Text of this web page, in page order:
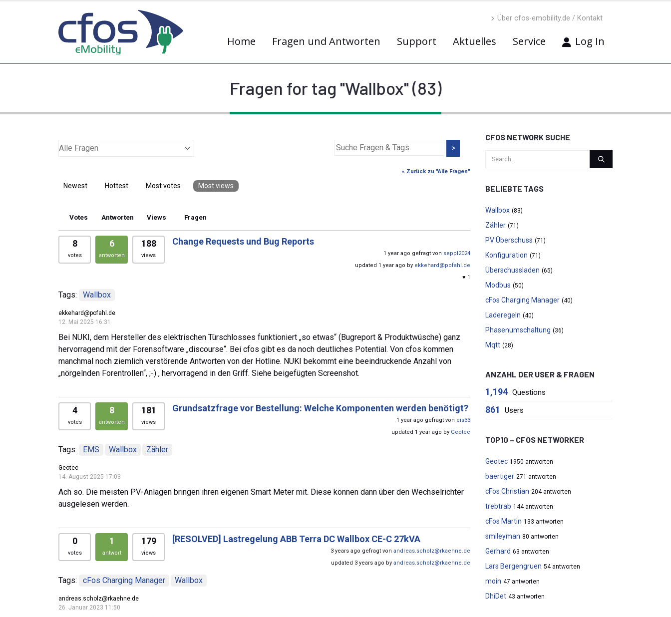
Über cfos-emobility.de / Kontakt
Home Fragen und Antworten Support Aktuelles Service Log In
Fragen for tag "Wallbox" (83)
>
« Zurück zu "Alle Fragen"
Newest Hottest Most votes Most views
Votes Antworten Views Fragen
8
votes
6
antworten
188
views
Change Requests und Bug Reports
1 year ago gefragt von seppl2024
updated 1 year ago by ekkehard@pofahl.de
♥ 1
Tags: Wallbox
ekkehard@pofahl.de
12. Mai 2025 16:31
Bei NUKI, dem Hersteller des elektrischen Türschlosses funktioniert „so etwas“ (Bugreport & Produktwüsche) ganz
hervorragend mit der Forensoftware „discourse“. Bei cfos gibt es da noch deutliches Potential. Von cfos kommen
manchmal noch ziemlich verstörende Antworten von der Hotline. NUKI bekommt eine beeindruckende Anzahl von
„nörgelnden Forentrollen“, ;-) , hervorragend in den Griff. Siehe beigefügten Screenshot.
4
votes
8
antworten
181
views
Grundsatzfrage vor Bestellung: Welche Komponenten werden benötigt?
1 year ago gefragt von eis33
updated 1 year ago by Geotec
Tags: EMS Wallbox Zähler
Geotec
14. August 2025 17:03
Ach so. Die meisten PV-Anlagen bringen ihren eigenen Smart Meter mit. Diese können dann über den Wechselrichter
ausgelesen werden.
0
votes
1
antwort
179
views
[RESOLVED] Lastregelung ABB Terra DC Wallbox CE-C 27kVA
3 years ago gefragt von andreas.scholz@rkaehne.de
updated 3 years ago by andreas.scholz@rkaehne.de
Tags: cFos Charging Manager Wallbox
andreas.scholz@rkaehne.de
26. Januar 2023 11:50
CFOS NETWORK SUCHE
BELIEBTE TAGS
Wallbox (83)
Zähler (71)
PV Überschuss (71)
Konfiguration (71)
Überschussladen (65)
Modbus (50)
cFos Charging Manager (40)
Laderegeln (40)
Phasenumschaltung (36)
Mqtt (28)
ANZAHL DER USER & FRAGEN
1,194 Questions
861 Users
TOP10 – CFOS NETWORKER
Geotec 1950 antworten
baertiger 271 antworten
cFos Christian 204 antworten
trebtrab 144 antworten
cFos Martin 133 antworten
smileyman 80 antworten
Gerhard 63 antworten
Lars Bergengruen 54 antworten
moin 47 antworten
DhiDet 43 antworten